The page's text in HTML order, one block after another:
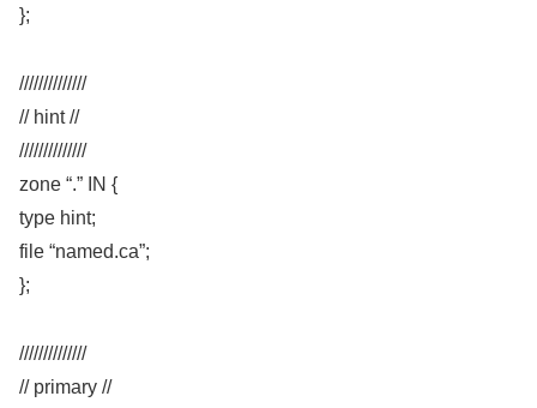
};
//////////////
// hint //
//////////////
zone “.” IN {
type hint;
file “named.ca”;
};
//////////////
// primary //